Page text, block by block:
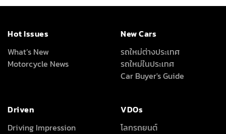
Hot Issues
What’s New
Motorcycle News
New Cars
รถใหม่ต่างประเทศ
รถใหม่ในประเทศ
Car Buyer's Guide
Driven
Driving Impression
VDOs
โลกรถยนต์